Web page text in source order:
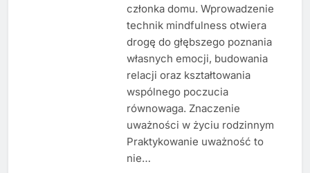
członka domu. Wprowadzenie
technik mindfulness otwiera
drogę do głębszego poznania
własnych emocji, budowania
relacji oraz kształtowania
wspólnego poczucia
równowaga. Znaczenie
uważności w życiu rodzinnym
Praktykowanie uważność to
nie…